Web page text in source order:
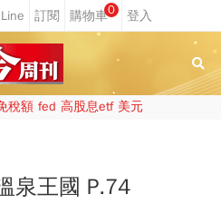
0
稅額 fed 高股息etf 美元
泉王國 P.74